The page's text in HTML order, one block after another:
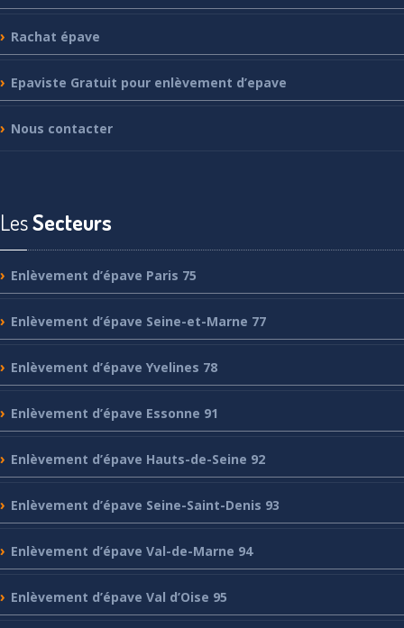
Rachat épave
Epaviste Gratuit pour enlèvement d’epave
Nous contacter
LesSecteurs
Enlèvement d’épave Paris 75
Enlèvement d’épave Seine-et-Marne 77
Enlèvement d’épave Yvelines 78
Enlèvement d’épave Essonne 91
Enlèvement d’épave Hauts-de-Seine 92
Enlèvement d’épave Seine-Saint-Denis 93
Enlèvement d’épave Val-de-Marne 94
Enlèvement d’épave Val d’Oise 95